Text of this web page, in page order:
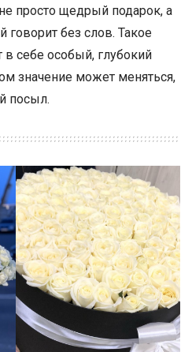
просто щедрый подарок, а
без слов. Такое
в себе особый, глубокий
значение может меняться,
посыл.